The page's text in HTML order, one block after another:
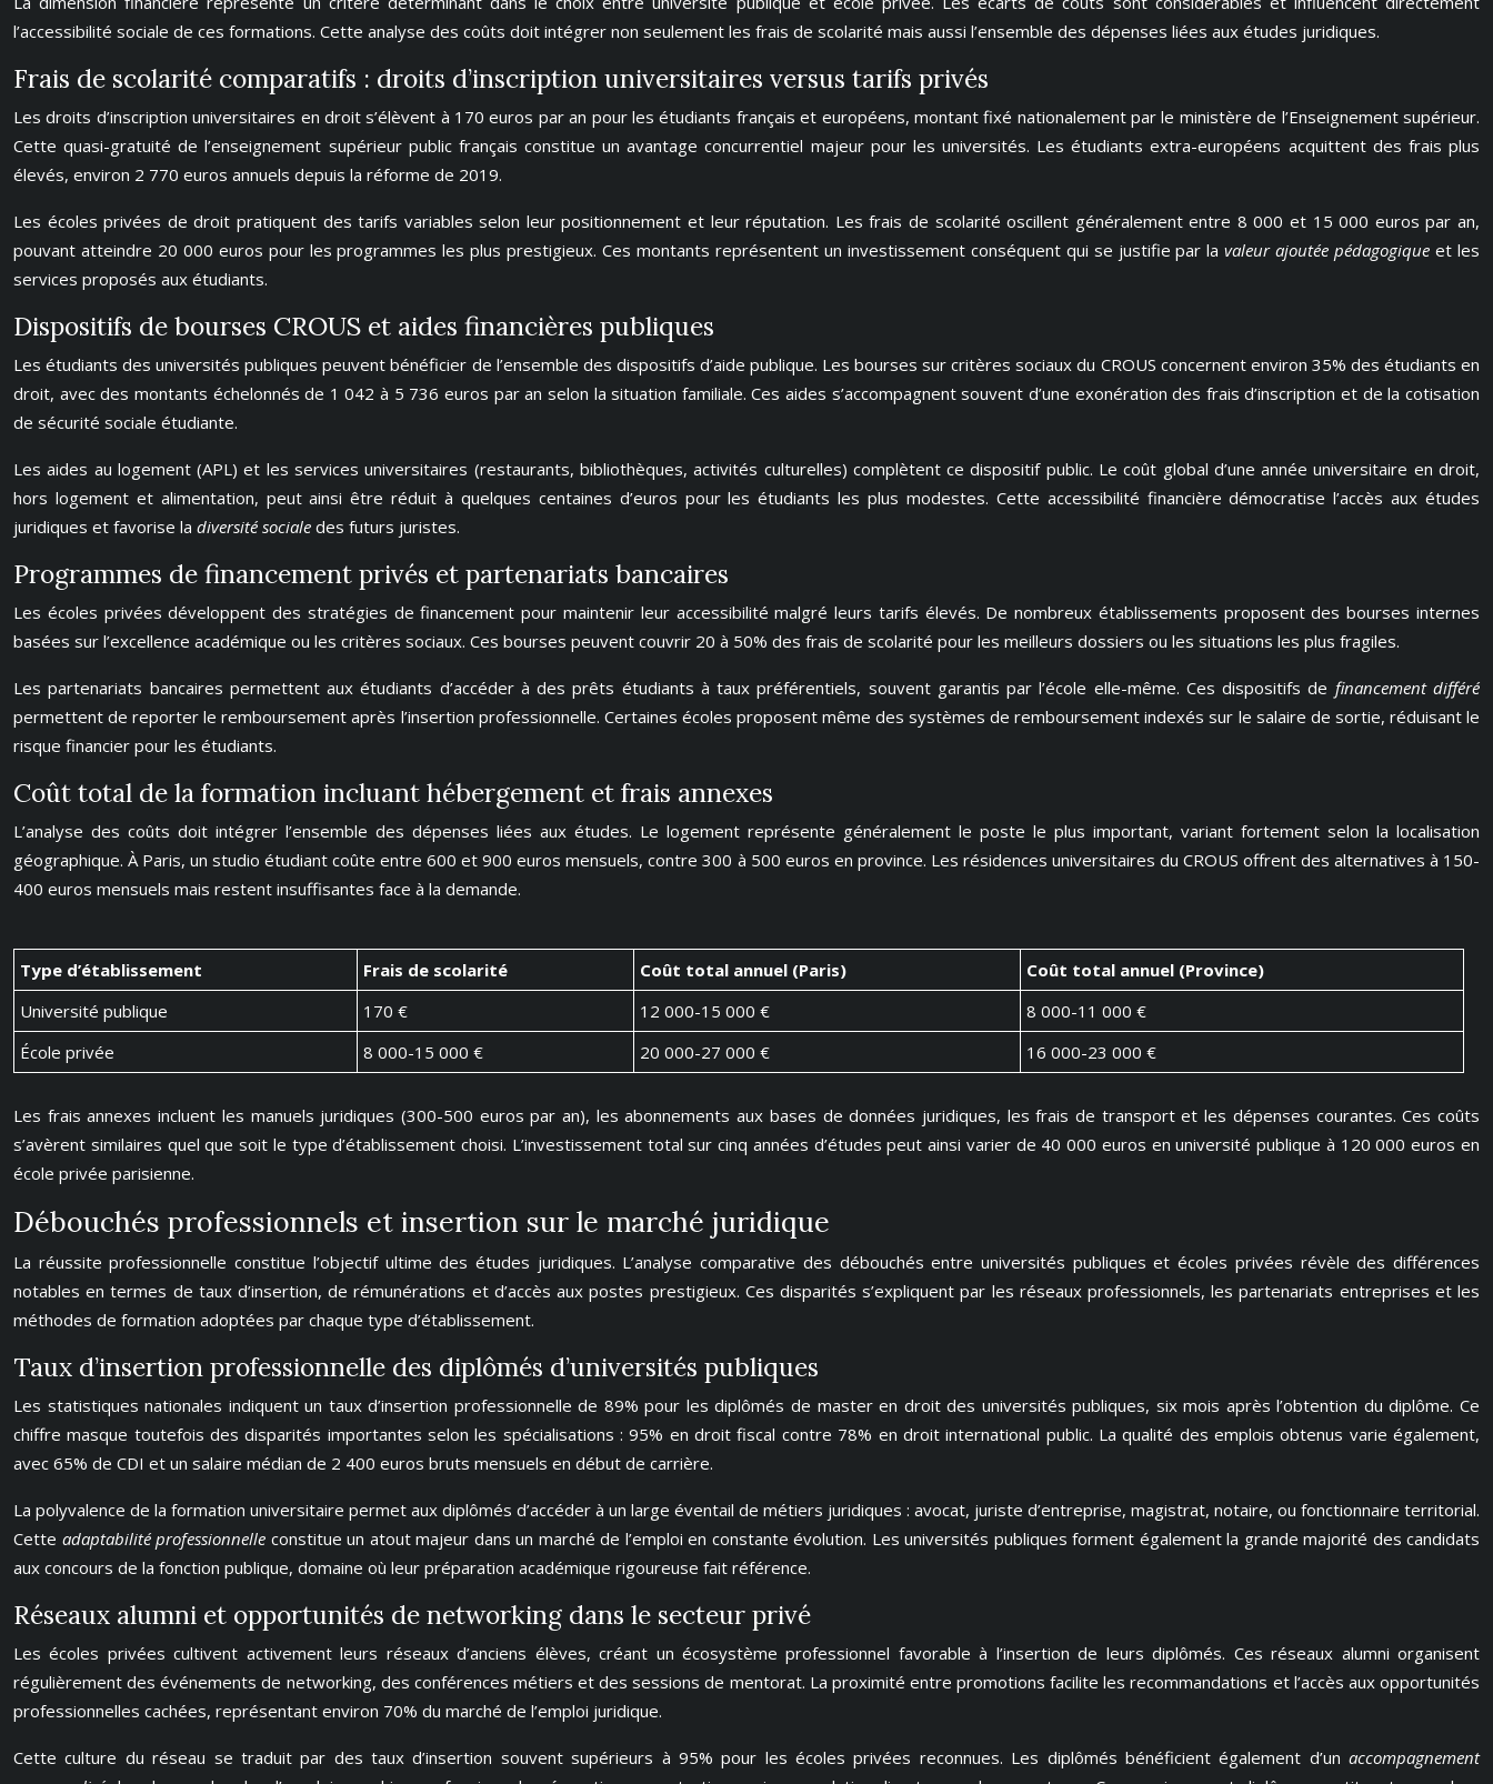
l’accessibilité sociale de ces formations. Cette analyse des coûts doit intégrer non seulement les frais de scolarité mais aussi l’ensemble des dépenses liées aux études juridiques.
Frais de scolarité comparatifs : droits d’inscription universitaires versus tarifs privés
Les droits d’inscription universitaires en droit s’élèvent à 170 euros par an pour les étudiants français et européens, montant fixé nationalement par le ministère de l’Enseignement supérieur.
Cette quasi-gratuité de l’enseignement supérieur public français constitue un avantage concurrentiel majeur pour les universités. Les étudiants extra-européens acquittent des frais plus
élevés, environ 2 770 euros annuels depuis la réforme de 2019.
Les écoles privées de droit pratiquent des tarifs variables selon leur positionnement et leur réputation. Les frais de scolarité oscillent généralement entre 8 000 et 15 000 euros par an,
pouvant atteindre 20 000 euros pour les programmes les plus prestigieux. Ces montants représentent un investissement conséquent qui se justifie par lavaleur ajoutée pédagogiqueet les
services proposés aux étudiants.
Dispositifs de bourses CROUS et aides financières publiques
Les étudiants des universités publiques peuvent bénéficier de l’ensemble des dispositifs d’aide publique. Les bourses sur critères sociaux du CROUS concernent environ 35% des étudiants en
droit, avec des montants échelonnés de 1 042 à 5 736 euros par an selon la situation familiale. Ces aides s’accompagnent souvent d’une exonération des frais d’inscription et de la cotisation
de sécurité sociale étudiante.
Les aides au logement (APL) et les services universitaires (restaurants, bibliothèques, activités culturelles) complètent ce dispositif public. Le coût global d’une année universitaire en droit,
hors logement et alimentation, peut ainsi être réduit à quelques centaines d’euros pour les étudiants les plus modestes. Cette accessibilité financière démocratise l’accès aux études
juridiques et favorise la diversité sociale des futurs juristes.
Programmes de financement privés et partenariats bancaires
Les écoles privées développent des stratégies de financement pour maintenir leur accessibilité malgré leurs tarifs élevés. De nombreux établissements proposent des bourses internes
basées sur l’excellence académique ou les critères sociaux. Ces bourses peuvent couvrir 20 à 50% des frais de scolarité pour les meilleurs dossiers ou les situations les plus fragiles.
Les partenariats bancaires permettent aux étudiants d’accéder à des prêts étudiants à taux préférentiels, souvent garantis par l’école elle-même. Ces dispositifs de financement différé
permettent de reporter le remboursement après l’insertion professionnelle. Certaines écoles proposent même des systèmes de remboursement indexés sur le salaire de sortie, réduisant le
risque financier pour les étudiants.
Coût total de la formation incluant hébergement et frais annexes
L’analyse des coûts doit intégrer l’ensemble des dépenses liées aux études. Le logement représente généralement le poste le plus important, variant fortement selon la localisation
géographique. À Paris, un studio étudiant coûte entre 600 et 900 euros mensuels, contre 300 à 500 euros en province. Les résidences universitaires du CROUS offrent des alternatives à 150-
400 euros mensuels mais restent insuffisantes face à la demande.
Type d’établissement Frais de scolarité Coût total annuel (Paris)
Coût total annuel (Province)
Université publique
170 € 12 000-15 000 €
8 000-11 000 €
École privée
8 000-15 000 € 20 000-27 000 € 16 000-23 000 €
Les frais annexes incluent les manuels juridiques (300-500 euros par an), les abonnements aux bases de données juridiques, les frais de transport et les dépenses courantes. Ces coûts
s’avèrent similaires quel que soit le type d’établissement choisi. L’investissement total sur cinq années d’études peut ainsi varier de 40 000 euros en université publique à 120 000 euros en
école privée parisienne.
Débouchés professionnels et insertion sur le marché juridique
La réussite professionnelle constitue l’objectif ultime des études juridiques. L’analyse comparative des débouchés entre universités publiques et écoles privées révèle des différences
notables en termes de taux d’insertion, de rémunérations et d’accès aux postes prestigieux. Ces disparités s’expliquent par les réseaux professionnels, les partenariats entreprises et les
méthodes de formation adoptées par chaque type d’établissement.
Taux d’insertion professionnelle des diplômés d’universités publiques
Les statistiques nationales indiquent un taux d’insertion professionnelle de 89% pour les diplômés de master en droit des universités publiques, six mois après l’obtention du diplôme. Ce
chiffre masque toutefois des disparités importantes selon les spécialisations : 95% en droit fiscal contre 78% en droit international public. La qualité des emplois obtenus varie également,
avec 65% de CDI et un salaire médian de 2 400 euros bruts mensuels en début de carrière.
La polyvalence de la formation universitaire permet aux diplômés d’accéder à un large éventail de métiers juridiques : avocat, juriste d’entreprise, magistrat, notaire, ou fonctionnaire territorial.
Cette adaptabilité professionnelle constitue un atout majeur dans un marché de l’emploi en constante évolution. Les universités publiques forment également la grande majorité des candidats
aux concours de la fonction publique, domaine où leur préparation académique rigoureuse fait référence.
Réseaux alumni et opportunités de networking dans le secteur privé
Les écoles privées cultivent activement leurs réseaux d’anciens élèves, créant un écosystème professionnel favorable à l’insertion de leurs diplômés. Ces réseaux alumni organisent
régulièrement des événements de networking, des conférences métiers et des sessions de mentorat. La proximité entre promotions facilite les recommandations et l’accès aux opportunités
professionnelles cachées, représentant environ 70% du marché de l’emploi juridique.
Cette culture du réseau se traduit par des taux d’insertion souvent supérieurs à 95% pour les écoles privées reconnues. Les diplômés bénéficient également d’un accompagnement